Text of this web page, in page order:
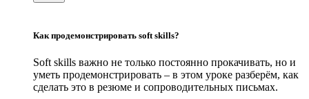
Как продемонстрировать soft skills?
Soft skills важно не только постоянно прокачивать, но и
уметь продемонстрировать – в этом уроке разберём, как
сделать это в резюме и сопроводительных письмах.